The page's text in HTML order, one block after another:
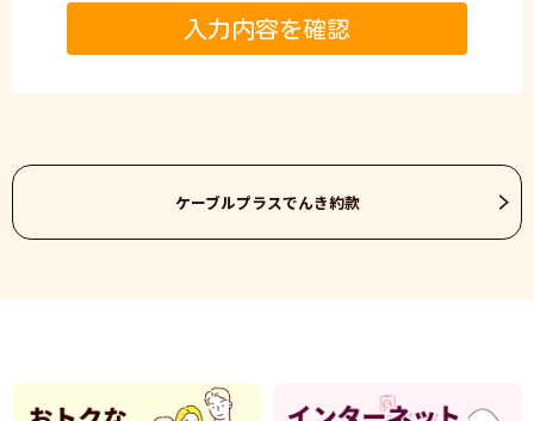
ケーブルプラスでんき約款